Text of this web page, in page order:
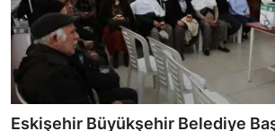
Yerel
Siber Güvenlik
Eğitim
Eskişehir Büyükşehir Belediye